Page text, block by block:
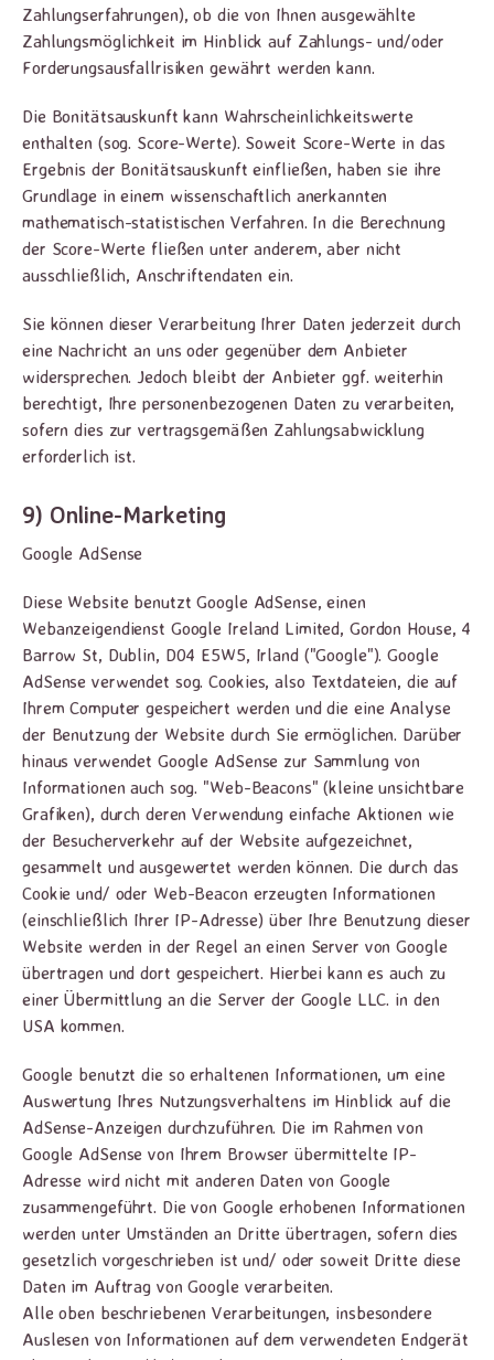
Zahlungserfahrungen), ob die von Ihnen ausgewählte
Zahlungsmöglichkeit im Hinblick auf Zahlungs- und/oder
Forderungsausfallrisiken gewährt werden kann.
Die Bonitätsauskunft kann Wahrscheinlichkeitswerte
enthalten (sog. Score-Werte). Soweit Score-Werte in das
Ergebnis der Bonitätsauskunft einfließen, haben sie ihre
Grundlage in einem wissenschaftlich anerkannten
mathematisch-statistischen Verfahren. In die Berechnung
der Score-Werte fließen unter anderem, aber nicht
ausschließlich, Anschriftendaten ein.
Sie können dieser Verarbeitung Ihrer Daten jederzeit durch
eine Nachricht an uns oder gegenüber dem Anbieter
widersprechen. Jedoch bleibt der Anbieter ggf. weiterhin
berechtigt, Ihre personenbezogenen Daten zu verarbeiten,
sofern dies zur vertragsgemäßen Zahlungsabwicklung
erforderlich ist.
9) Online-Marketing
Google AdSense
Diese Website benutzt Google AdSense, einen
Webanzeigendienst Google Ireland Limited, Gordon House, 4
Barrow St, Dublin, D04 E5W5, Irland ("Google"). Google
AdSense verwendet sog. Cookies, also Textdateien, die auf
Ihrem Computer gespeichert werden und die eine Analyse
der Benutzung der Website durch Sie ermöglichen. Darüber
hinaus verwendet Google AdSense zur Sammlung von
Informationen auch sog. "Web-Beacons" (kleine unsichtbare
Grafiken), durch deren Verwendung einfache Aktionen wie
der Besucherverkehr auf der Website aufgezeichnet,
gesammelt und ausgewertet werden können. Die durch das
Cookie und/ oder Web-Beacon erzeugten Informationen
(einschließlich Ihrer IP-Adresse) über Ihre Benutzung dieser
Website werden in der Regel an einen Server von Google
übertragen und dort gespeichert. Hierbei kann es auch zu
einer Übermittlung an die Server der Google LLC. in den
USA kommen.
Google benutzt die so erhaltenen Informationen, um eine
Auswertung Ihres Nutzungsverhaltens im Hinblick auf die
AdSense-Anzeigen durchzuführen. Die im Rahmen von
Google AdSense von Ihrem Browser übermittelte IP-
Adresse wird nicht mit anderen Daten von Google
zusammengeführt. Die von Google erhobenen Informationen
werden unter Umständen an Dritte übertragen, sofern dies
gesetzlich vorgeschrieben ist und/ oder soweit Dritte diese
Daten im Auftrag von Google verarbeiten.
Alle oben beschriebenen Verarbeitungen, insbesondere
Auslesen von Informationen auf dem verwendeten Endgerät